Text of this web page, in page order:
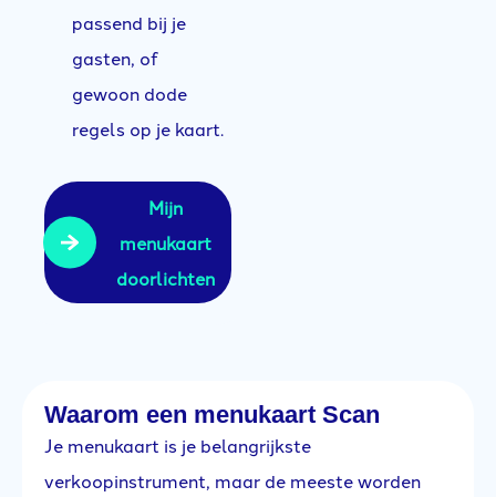
passend bij je
gasten, of
gewoon dode
regels op je kaart.
Mijn
menukaart
doorlichten
Waarom een menukaart Scan
Je menukaart is je belangrijkste
verkoopinstrument, maar de meeste worden